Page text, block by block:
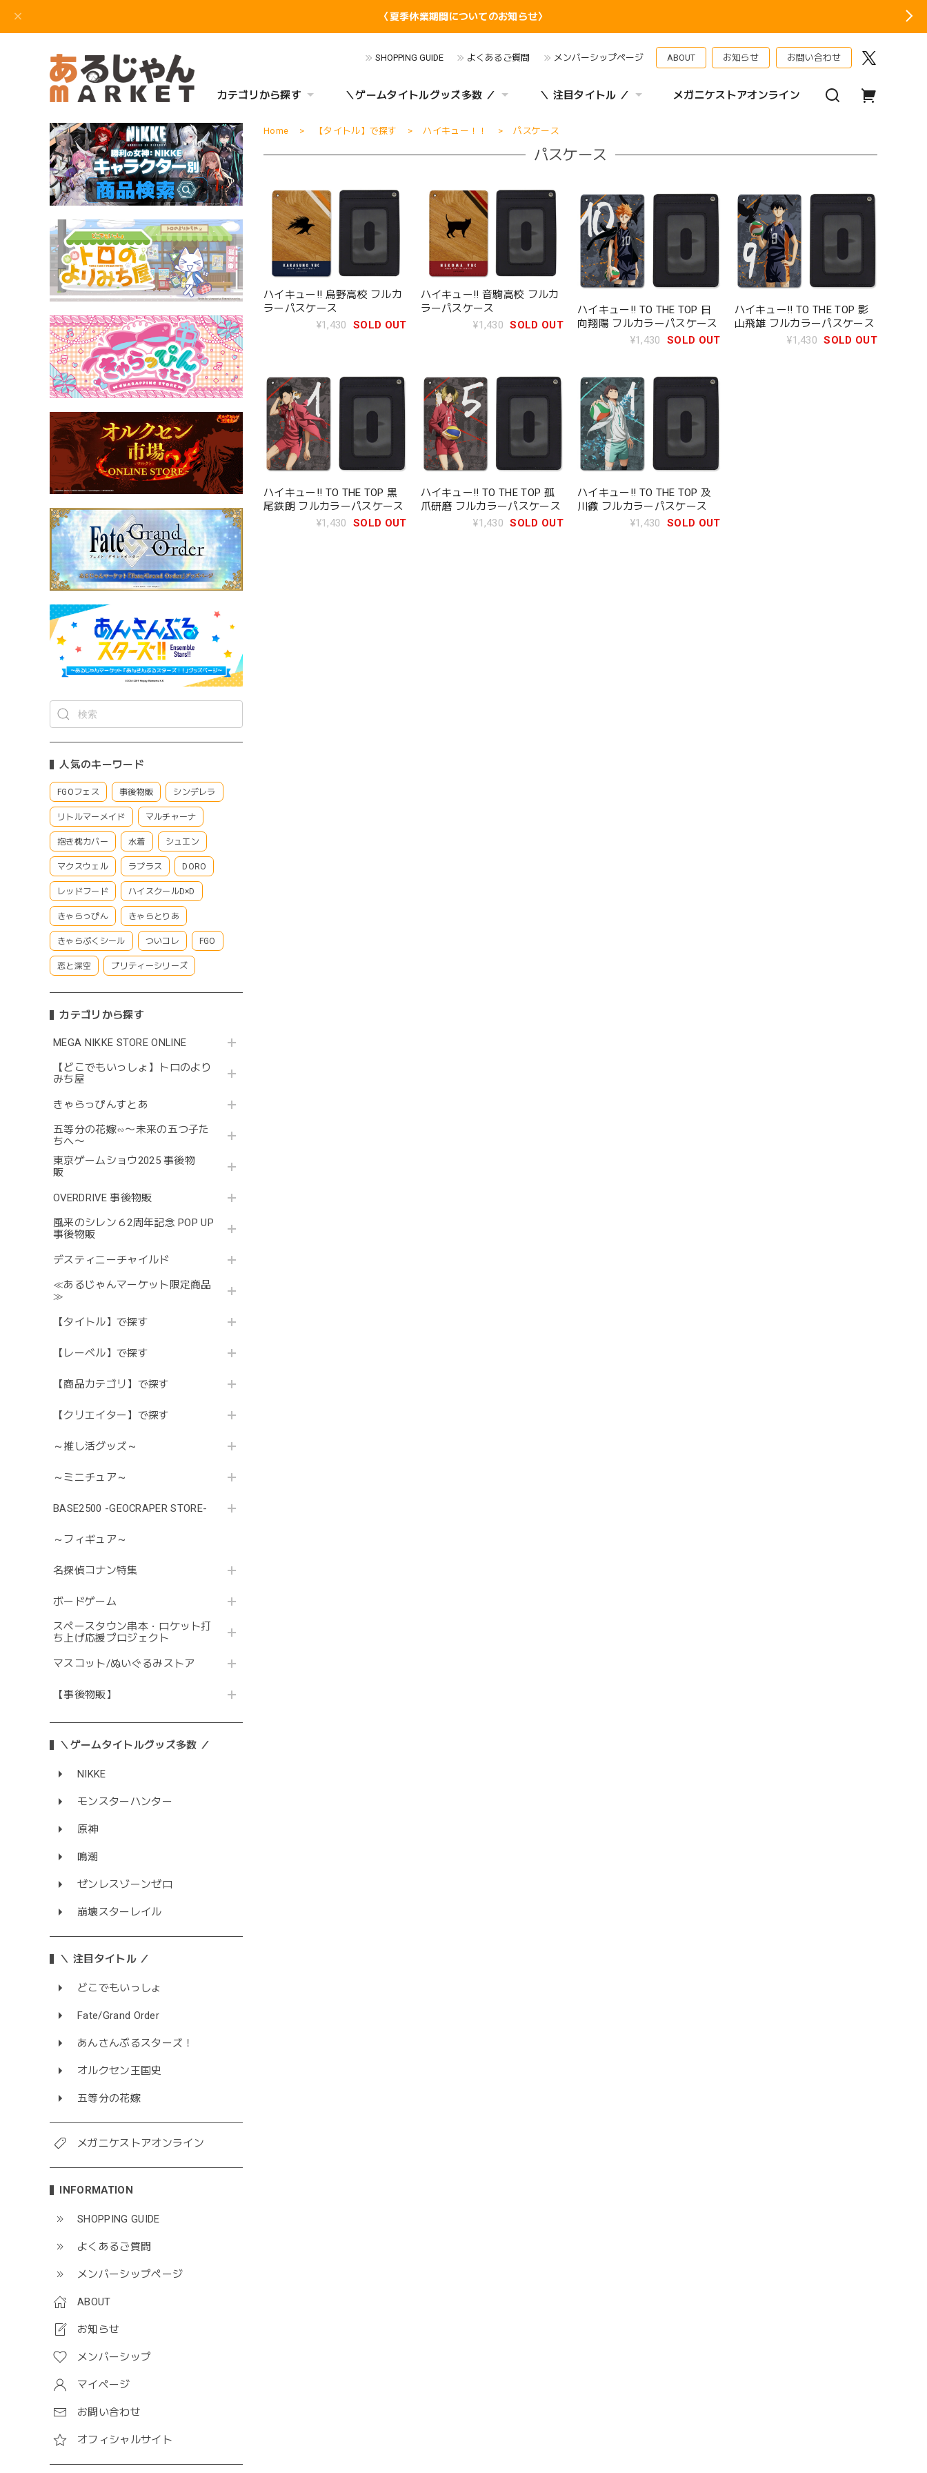
〈夏季休業期間についてのお知らせ〉
SHOPPING GUIDE よくあるご質問 メンバーシップページ ABOUT お知らせ お問い合わせ
カテゴリから探す ＼ゲームタイトルグッズ多数 ／ ＼ 注目タイトル ／ メガニケストアオンライン
人気のキーワード
FGOフェス 事後物販 シンデレラ
リトルマーメイド マルチャーナ
抱き枕カバー 水着 シュエン
マクスウェル ラプラス DORO
レッドフード ハイスクールD×D
きゃらっぴん きゃらとりあ
きゃらぷくシール ついコレ FGO
恋と深空 プリティーシリーズ
カテゴリから探す
MEGA NIKKE STORE ONLINE
【どこでもいっしょ】トロのより
みち屋
きゃらっぴんすとあ
五等分の花嫁∽〜未来の五つ子た
ちへ〜
東京ゲームショウ2025 事後物
販
OVERDRIVE 事後物販
風来のシレン６2周年記念 POP UP
事後物販
デスティニーチャイルド
≪あるじゃんマーケット限定商品
≫
【タイトル】で探す
【レーベル】で探す
【商品カテゴリ】で探す
【クリエイター】で探す
～推し活グッズ～
～ミニチュア～
BASE2500 -GEOCRAPER STORE-
～フィギュア～
名探偵コナン特集
ボードゲーム
スペースタウン串本・ロケット打
ち上げ応援プロジェクト
マスコット/ぬいぐるみストア
【事後物販】
＼ゲームタイトルグッズ多数 ／
NIKKE
モンスターハンター
原神
鳴潮
ゼンレスゾーンゼロ
崩壊スターレイル
＼ 注目タイトル ／
どこでもいっしょ
Fate/Grand Order
あんさんぶるスターズ！
オルクセン王国史
五等分の花嫁
メガニケストアオンライン
INFORMATION
SHOPPING GUIDE
よくあるご質問
メンバーシップページ
ABOUT
お知らせ
メンバーシップ
マイページ
お問い合わせ
オフィシャルサイト
Home 【タイトル】で探す ハイキュー！！ パスケース
パスケース
ハイキュー!! 烏野高校 フルカ
ラーパスケース
¥1,430
SOLD OUT
ハイキュー!! 音駒高校 フルカ
ラーパスケース
¥1,430 SOLD OUT
ハイキュー!! TO THE TOP 日
向翔陽 フルカラーパスケース
¥1,430
SOLD OUT
ハイキュー!! TO THE TOP 影
山飛雄 フルカラーパスケース
¥1,430 SOLD OUT
ハイキュー!! TO THE TOP 黒
尾鉄朗 フルカラーパスケース
¥1,430
SOLD OUT
ハイキュー!! TO THE TOP 孤
爪研磨 フルカラーパスケース
¥1,430 SOLD OUT
ハイキュー!! TO THE TOP 及
川徹 フルカラーパスケース
¥1,430
SOLD OUT